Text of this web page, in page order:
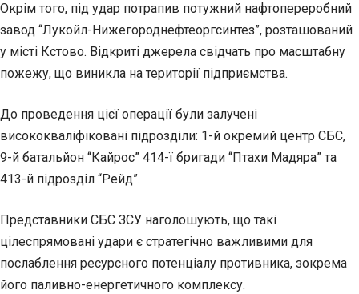
Окрім того, під удар потрапив потужний нафтопереробний
завод “Лукойл-Нижегороднефтеоргсинтез”, розташований
у місті Кстово. Відкриті джерела свідчать про масштабну
пожежу, що виникла на території підприємства.
До проведення цієї операції були залучені
висококваліфіковані підрозділи: 1-й окремий центр СБС,
9-й батальйон “Кайрос” 414-ї бригади “Птахи Мадяра” та
413-й підрозділ “Рейд”.
Представники СБС ЗСУ наголошують, що такі
цілеспрямовані удари є стратегічно важливими для
послаблення ресурсного потенціалу противника, зокрема
його паливно-енергетичного комплексу.